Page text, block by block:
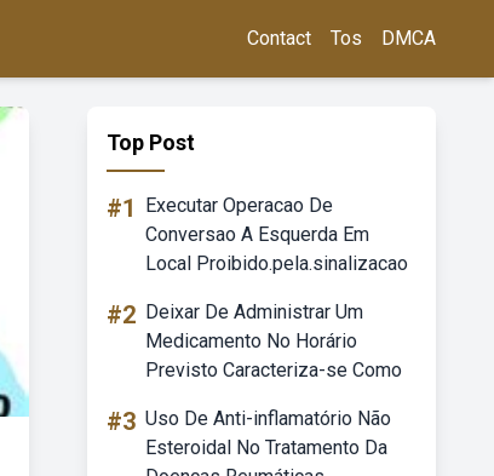
Contact Tos DMCA
Top Post
#1
Executar Operacao De
Conversao A Esquerda Em
Local Proibido.pela.sinalizacao
#2 Deixar De Administrar Um
Medicamento No Horário
Previsto Caracteriza-se Como
#3 Uso De Anti-inflamatório Não
Esteroidal No Tratamento Da